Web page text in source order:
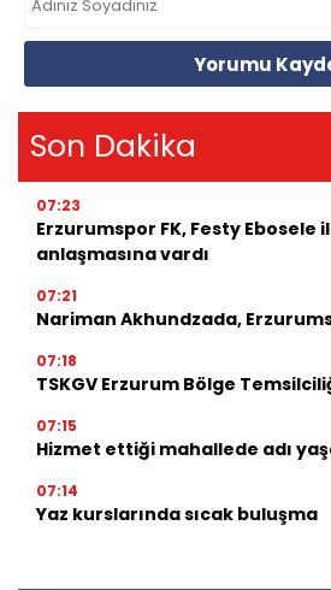
Yorumu
Son Dakika
07:23
Erzurumspor FK, Festy Ebosele
anlaşmasına vardı
07:21
Nariman Akhundzada,
07:18
TSKGV Erzurum Bölge
07:15
Hizmet ettiği mahallede adı
07:14
Yaz kurslarında sıcak buluşma